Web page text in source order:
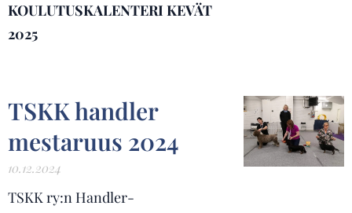
KOULUTUSKALENTERI KEVÄT
2025
TSKK handler
mestaruus 2024
10.12.2024
TSKK ry:n Handler-